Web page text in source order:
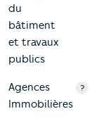
du
bâtiment
et travaux
publics
Agences
Immobilières
?